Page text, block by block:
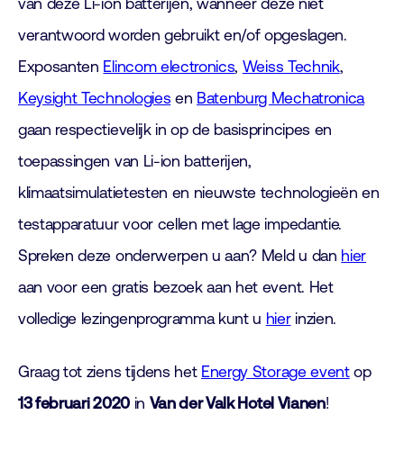
van deze Li-ion batterijen, wanneer deze niet
verantwoord worden gebruikt en/of opgeslagen.
Exposanten Elincom electronics, Weiss Technik,
Keysight Technologies en Batenburg Mechatronica
gaan respectievelijk in op de basisprincipes en
toepassingen van Li-ion batterijen,
klimaatsimulatietesten en nieuwste technologieën en
testapparatuur voor cellen met lage impedantie.
Spreken deze onderwerpen u aan? Meld u dan hier
aan voor een gratis bezoek aan het event. Het
volledige lezingenprogramma kunt u hierinzien.
Graag tot ziens tijdens het Energy Storage eventop
13 februari 2020in Van der Valk Hotel Vianen!